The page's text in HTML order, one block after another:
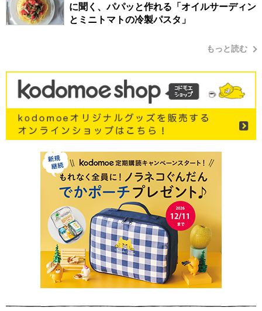
に聞く、パパッと作れる「オイルサーディン
とミニトマトの冷製パスタ」
もっと読む